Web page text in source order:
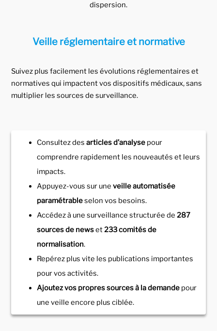
dispersion.
Veille réglementaire et normative
Suivez plus facilement les évolutions réglementaires et
normatives qui impactent vos dispositifs médicaux, sans
multiplier les sources de surveillance.
Consultez desarticles d’analyse pour
comprendre rapidement les nouveautés et leurs
impacts.
Appuyez-vous sur uneveille automatisée
paramétrableselon vos besoins.
Accédez à une surveillance structurée de287
sources de newset233 comités de
normalisation.
Repérez plus vite les publications importantes
pour vos activités.
Ajoutez vos propres sources à la demande pour
une veille encore plus ciblée.